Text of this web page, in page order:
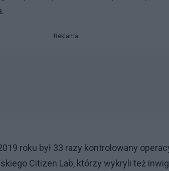
Reklama
roku był 33 razy kontrolowany
Citizen Lab, którzy wykryli też